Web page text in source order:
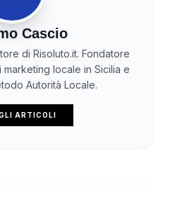
Cascio
di Risoluto.it. Fondatore
locale in Sicilia e
Autorità Locale.
ARTICOLI